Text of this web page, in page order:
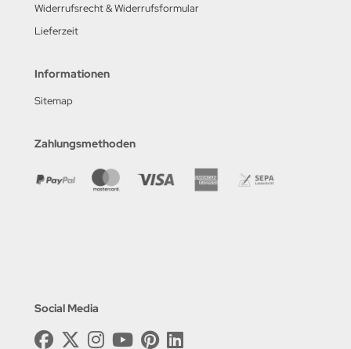
Widerrufsrecht & Widerrufsformular
Lieferzeit
Informationen
Sitemap
Zahlungsmethoden
Social Media